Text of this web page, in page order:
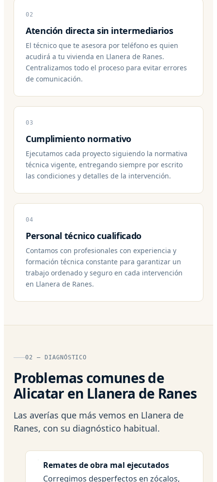
02
Atención directa sin intermediarios
El técnico que te asesora por teléfono es quien
acudirá a tu vivienda en Llanera de Ranes.
Centralizamos todo el proceso para evitar errores
de comunicación.
03
Cumplimiento normativo
Ejecutamos cada proyecto siguiendo la normativa
técnica vigente, entregando siempre por escrito
las condiciones y detalles de la intervención.
04
Personal técnico cualificado
Contamos con profesionales con experiencia y
formación técnica constante para garantizar un
trabajo ordenado y seguro en cada intervención
en Llanera de Ranes.
02 — DIAGNÓSTICO
Problemas comunes de
Alicatar en Llanera de Ranes
Las averías que más vemos en Llanera de
Ranes, con su diagnóstico habitual.
Remates de obra mal ejecutados
Corregimos desperfectos en zócalos,